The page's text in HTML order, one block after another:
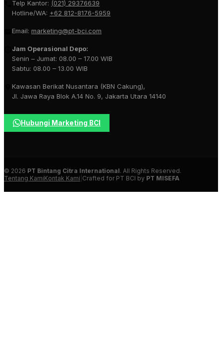
Telp Kantor: (021) 29376639
Hotline/WA: +62 812-8176-5959
Email: marketing@pt-bci.com
Jam Operasional Depo:
Senin – Jumat: 08.00 – 17.00 WIB
Sabtu: 08.00 – 13.00 WIB
Kawasan Berikat Nusantara (KBN Cakung),
Jl. Jawa Raya Blok A.14 No. 9, Jakarta Utara 14140
Hubungi Marketing BCI
© 2026 PT Bintang Citra International. All Rights Reserved.
Tentang KamiKontak Kami Crafted for PT BCI by PT MISEFA